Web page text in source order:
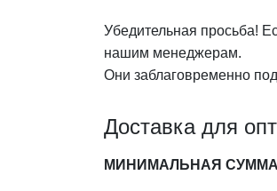
Убедительная просьба!
нашим менеджерам.
Они заблаговременно
Доставка для
МИНИМАЛЬНАЯ СУММА